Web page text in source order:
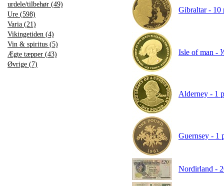
urdele/tilbehør (49)
Ure (598)
Varia (21)
Vikingetiden (4)
Vin & spiritus (5)
Ægte tæpper (43)
Øvrige (7)
Gibraltar - 10
Isle of man -
Alderney - 1
Guernsey - 1
Nordirland -